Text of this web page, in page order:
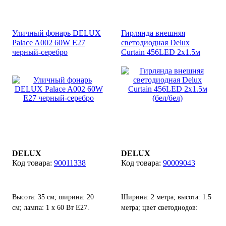
шт; контроллер в комплекте.
контроллер в комплекте.
Уличный фонарь DELUX
Palace A002 60W E27
черный-серебро
DELUX
90011338
Высота: 35 см; ширина: 20
см; лампа: 1 х 60 Вт Е27.
Гирлянда внешняя
светодиодная Delux
Curtain 456LED 2х1.5м
DELUX
90009043
Ширина: 2 метра; высота: 1.5
метра; цвет светодиодов: